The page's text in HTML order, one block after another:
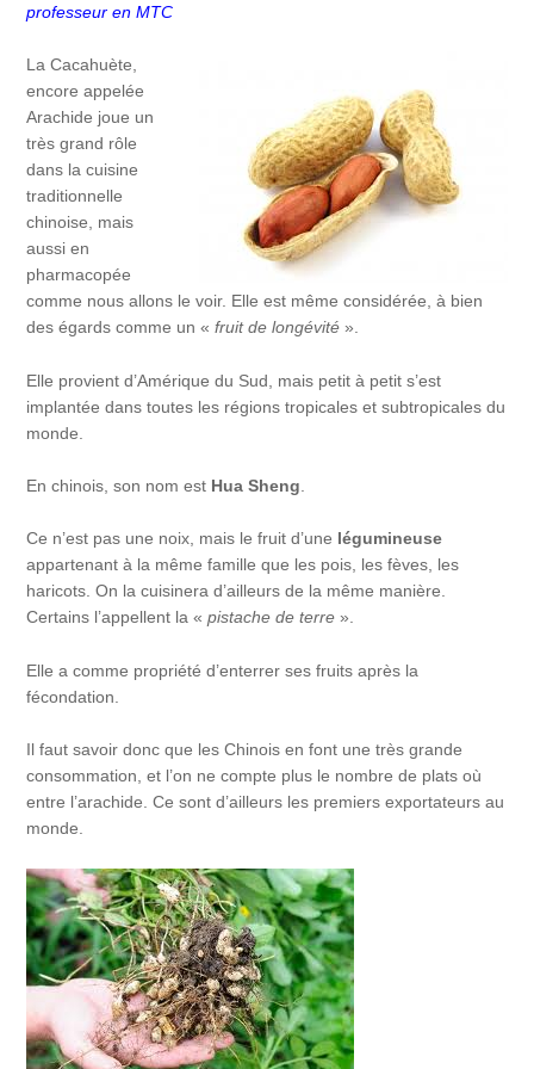
professeur en MTC
La Cacahuète,
encore appelée
Arachide joue un
très grand rôle
dans la cuisine
traditionnelle
chinoise, mais
aussi en
pharmacopée
comme nous allons le voir. Elle est même considérée, à bien
des égards comme un «fruit de longévité ».
Elle provient d’Amérique du Sud, mais petit à petit s’est
implantée dans toutes les régions tropicales et subtropicales du
monde.
En chinois, son nom est Hua Sheng
Ce n’est pas une noix, mais le fruit d’une légumineuse
appartenant à la même famille que les pois, les fèves, les
haricots. On la cuisinera d’ailleurs de la même manière.
Certains l’appellent la «pistache de terre ».
Elle a comme propriété d’enterrer ses fruits après la
fécondation.
Il faut savoir donc que les Chinois en font une très grande
consommation, et l’on ne compte plus le nombre de plats où
entre l’arachide. Ce sont d’ailleurs les premiers exportateurs au
monde.